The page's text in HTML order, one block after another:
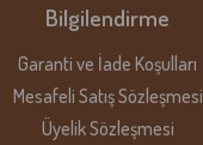
Bilgilendirme
Garanti ve İade Koşulları
Mesafeli Satış Sözleşmesi
Üyelik Sözleşmesi